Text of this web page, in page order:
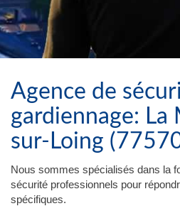
Agence de
gardiennage: La
sur-Loing
Nous sommes spécialisés dans la
sécurité professionnels pour
spécifiques.